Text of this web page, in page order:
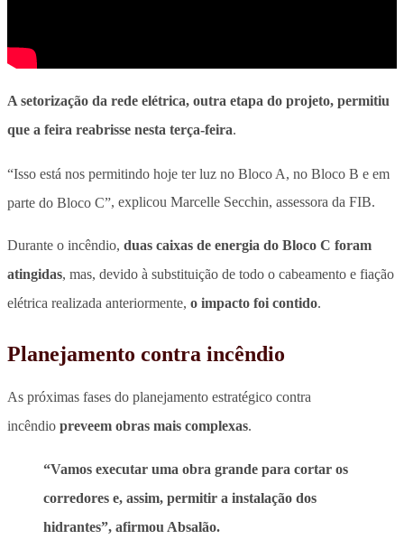
A setorização da rede elétrica, outra etapa do projeto, permitiu
que a feira reabrisse nesta terça-feira.
“Isso está nos permitindo hoje ter luz no Bloco A, no Bloco B e em
parte do Bloco C”, explicou Marcelle Secchin, assessora da FIB.
Durante o incêndio, duas caixas de energia do Bloco C foram
atingidas, mas, devido à substituição de todo o cabeamento e fiação
elétrica realizada anteriormente, o impacto foi contido.
Planejamento contra incêndio
As próximas fases do planejamento estratégico contra
incêndio preveem obras mais complexas.
“Vamos executar uma obra grande para cortar os
corredores e, assim, permitir a instalação dos
hidrantes”, afirmou Absalão.